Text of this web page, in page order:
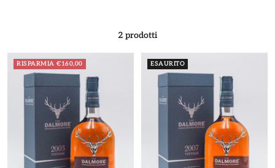
2 prodotti
RISPARMIA €160,00 ESAURITO